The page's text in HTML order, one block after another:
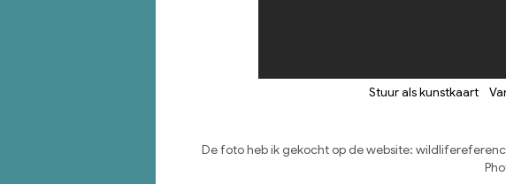
Stuur als kunstkaart
De foto heb ik gekocht op de website: